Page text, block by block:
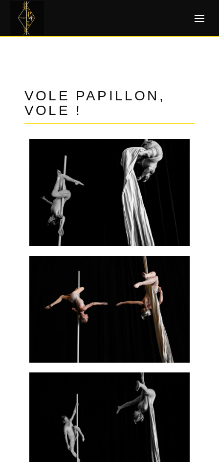
VOLE PAPILLON,
VOLE !